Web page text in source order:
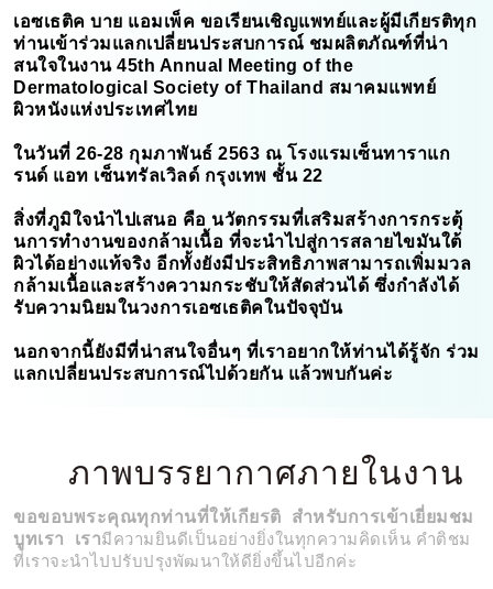
เอซเธติค บาย แอมเพ็ค ขอเรียนเชิญแพทย์และผู้มีเกียรติทุก
ท่านเข้าร่วมแลกเปลี่ยนประสบการณ์ ชมผลิตภัณฑ์ที่น่า
สนใจในงาน 45th Annual Meeting of the
Dermatological Society of Thailand สมาคมแพทย์
ผิวหนังแห่งประเทศไทย
ในวันที่ 26-28 กุมภาพันธ์ 2563 ณ โรงแรมเซ็นทาราแก
รนด์ แอท เซ็นทรัลเวิลด์ กรุงเทพ ชั้น 22
สิ่งที่ภูมิใจนำไปเสนอ คือ นวัตกรรมที่เสริมสร้างการกระตุ้
นการทำงานของกล้ามเนื้อ ที่จะนำไปสู่การสลายไขมันใต้
ผิวได้อย่างแท้จริง อีกทั้งยังมีประสิทธิภาพสามารถเพิ่มมวล
กล้ามเนื้อและสร้างความกระชับให้สัดส่วนได้ ซึ่งกำลังได้
รับความนิยมในวงการเอซเธติคในปัจจุบัน
นอกจากนี้ยังมีที่น่าสนใจอื่นๆ ที่เราอยากให้ท่านได้รู้จัก ร่วม
แลกเปลี่ยนประสบการณ์ไปด้วยกัน แล้วพบกันค่ะ
ภาพบรรยากาศภายในงาน
ขอขอบพระคุณทุกท่านที่ให้เกียรติ สำหรับการเข้าเยี่ยมชม
บูทเรา เรามีความยินดีเป็นอย่างยิ่งในทุกความคิดเห็น คำติชม
ที่เราจะนำไปปรับปรุงพัฒนาให้ดียิ่งขึ้นไปอีกค่ะ